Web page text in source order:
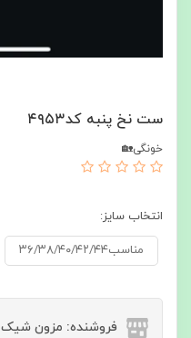
ست نخ پنبه کد۴۹۵۳
خونگی🏡
انتخاب سایز:
مناسب۳۶/۳۸/۴۰/۴۲/۴۴
فروشنده: مزون شیک